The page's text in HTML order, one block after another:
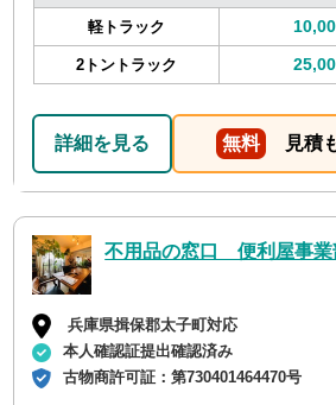
軽トラック
2トントラック
詳細を見る 無料 見積
不用品の窓口 便利屋事業
兵庫県揖保郡太子町対応
本人確認証提出確認済み
古物商許可証：第730401464470号